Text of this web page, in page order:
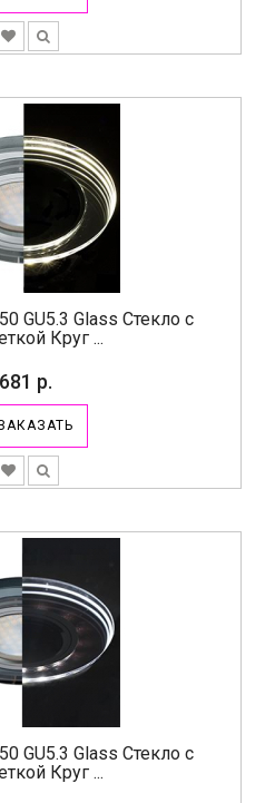
GU5.3 Glass Стекло с
Круг ...
681 р.
GU5.3 Glass Стекло с
Круг ...